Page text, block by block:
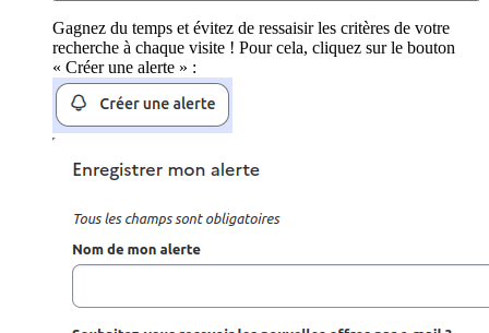
Gagnez du temps et évitez de ressaisir les critères de votre
recherche à chaque visite ! Pour cela, cliquez sur le bouton
« Créer une alerte » :